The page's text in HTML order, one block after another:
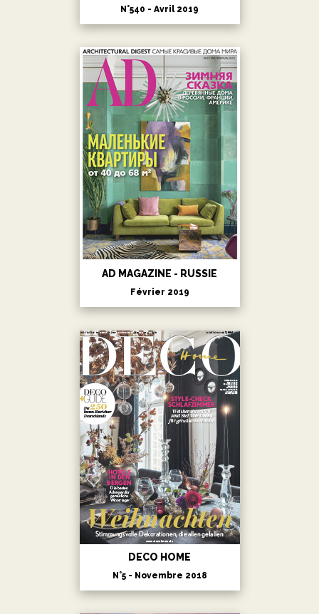
N°540 - Avril 2019
AD MAGAZINE - RUSSIE
Février 2019
DECO HOME
N°5 - Novembre 2018